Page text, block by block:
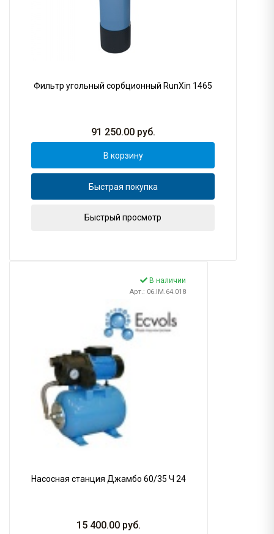
Фильтр угольный сорбционный RunXin 1465
91 250.00руб.
В корзину
Быстрая покупка
Быстрый просмотр
В наличии
Арт.: 06.IM.64.018
Насосная станция Джамбо 60/35 Ч 24
15 400.00 руб.